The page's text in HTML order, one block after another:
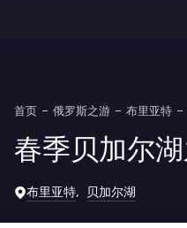
首页 俄罗斯之游 布里亚特
春季贝加尔
布里亚特 贝加尔湖